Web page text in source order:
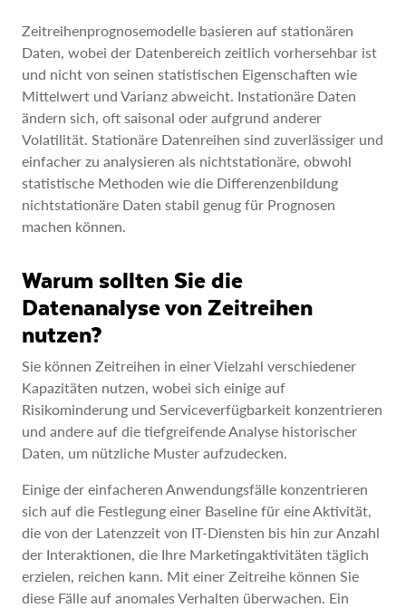
Zeitreihenprognosemodelle basieren auf stationären
Daten, wobei der Datenbereich zeitlich vorhersehbar ist
und nicht von seinen statistischen Eigenschaften wie
Mittelwert und Varianz abweicht. Instationäre Daten
ändern sich, oft saisonal oder aufgrund anderer
Volatilität. Stationäre Datenreihen sind zuverlässiger und
einfacher zu analysieren als nichtstationäre, obwohl
statistische Methoden wie die Differenzenbildung
nichtstationäre Daten stabil genug für Prognosen
machen können.
Warum sollten Sie die
Datenanalyse von Zeitreihen
nutzen?
Sie können Zeitreihen in einer Vielzahl verschiedener
Kapazitäten nutzen, wobei sich einige auf
Risikominderung und Serviceverfügbarkeit konzentrieren
und andere auf die tiefgreifende Analyse historischer
Daten, um nützliche Muster aufzudecken.
Einige der einfacheren Anwendungsfälle konzentrieren
sich auf die Festlegung einer Baseline für eine Aktivität,
die von der Latenzzeit von IT-Diensten bis hin zur Anzahl
der Interaktionen, die Ihre Marketingaktivitäten täglich
erzielen, reichen kann. Mit einer Zeitreihe können Sie
diese Fälle auf anomales Verhalten überwachen. Ein